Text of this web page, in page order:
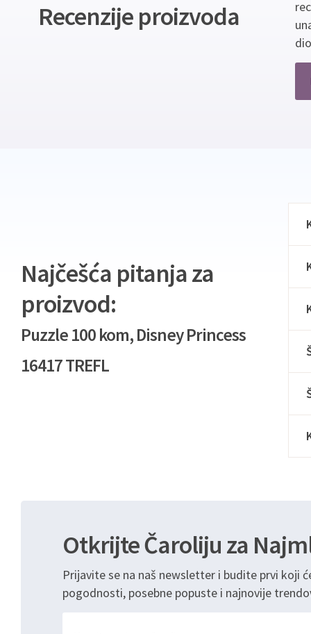
Recenzije proizvoda
Najčešća pitanja za
proizvod:
Puzzle 100 kom, Disney Princess
16417 TREFL
Otkrijte Čaroliju za
Prijavite se na naš newsletter i budite prvi koji
pogodnosti, posebne popuste i najnovije